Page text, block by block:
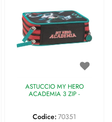
ASTUCCIO MY HERO
ACADEMIA 3 ZIP -
Codice: 70351